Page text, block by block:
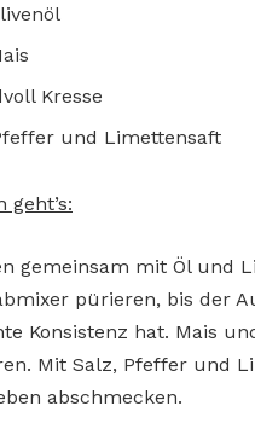
Kresse
und Limettensaft
geht’s:
gemeinsam mit Öl und
pürieren, bis der
Konsistenz hat. Mais
Mit Salz, Pfeffer und
abschmecken.